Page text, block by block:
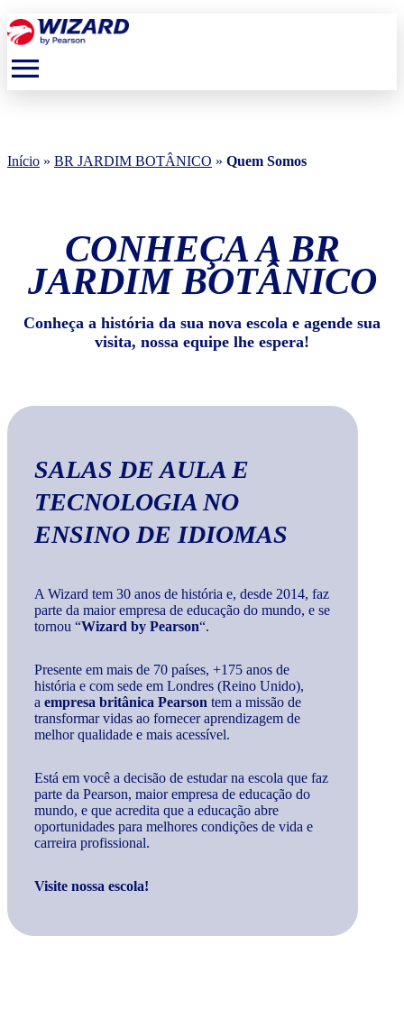
menu
Início » BR JARDIM BOTÂNICO » Quem Somos
CONHEÇA A BR
JARDIM BOTÂNICO
Conheça a história da sua nova escola e agende sua
visita, nossa equipe lhe espera!
SALAS DE AULA E
TECNOLOGIANO
ENSINO DE IDIOMAS
A Wizard tem 30 anos de história e, desde 2014, faz
parte da maior empresa de educação do mundo, e se
tornou “Wizard by Pearson“.
Presente em mais de 70 países, +175 anos de
história e com sede em Londres (Reino Unido),
a empresa britânica Pearson tem a missão de
transformar vidas ao fornecer aprendizagem de
melhor qualidade e mais acessível.
Está em você a decisão de estudar na escola que faz
parte da Pearson, maior empresa de educação do
mundo, e que acredita que a educação abre
oportunidades para melhores condições de vida e
carreira profissional.
Visite nossa escola!